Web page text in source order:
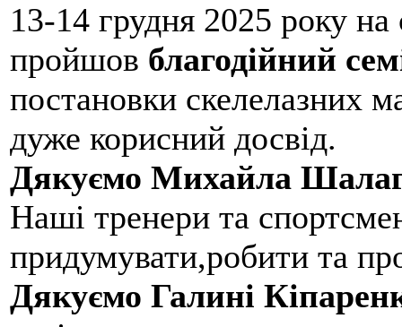
13-14 грудня 2025 року
пройшов благодійний
постановки скелелазних
дуже корисний досвід.
Дякуємо Михайла
Наші тренери та
придумувати,робити та
Дякуємо Галині